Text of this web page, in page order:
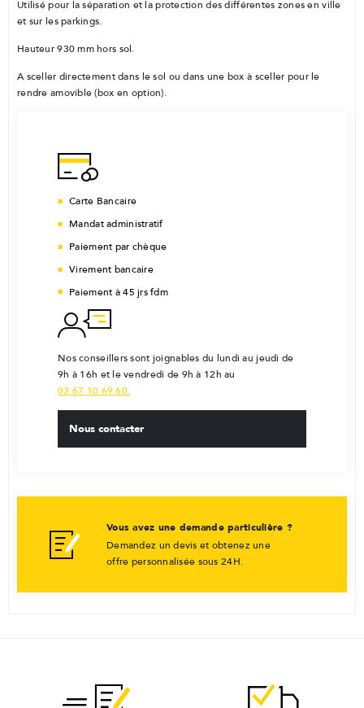
Utilisé pour la séparation et la protection des différentes zones en ville
et sur les parkings.
Hauteur 930 mm hors sol.
A sceller directement dans le sol ou dans une box à sceller pour le
rendre amovible (box en option).
Carte Bancaire
Mandat administratif
Paiement par chèque
Virement bancaire
Paiement à 45 jrs fdm
Nos conseillers sont joignables du lundi au jeudi de
9h à 16h et le vendredi de 9h à 12h au
03 67 10 69 60.
Nous contacter
Vous avez une demande particulière ?
Demandez un devis et obtenez une
offre personnalisée sous 24H.